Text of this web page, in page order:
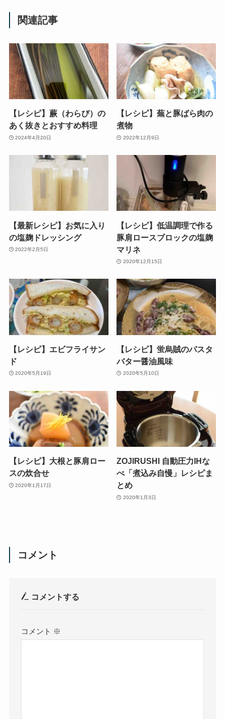
関連記事
【レシピ】蕨（わらび）の
あく抜きとおすすめ料理
2024年4月20日
【レシピ】蕪と豚ばら肉の
煮物
2022年12月9日
【最新レシピ】お気に入り
の塩麹ドレッシング
2022年2月5日
【レシピ】低温調理で作る
豚肩ロースブロックの塩麹
マリネ
2020年12月15日
【レシピ】エビフライサン
ド
2020年5月19日
【レシピ】蛍烏賊のパスタ
バター醤油風味
2020年5月10日
【レシピ】大根と豚肩ロー
スの炊合せ
2020年1月17日
ZOJIRUSHI 自動圧力IHな
べ「煮込み自慢」レシピま
とめ
2020年1月3日
コメント
コメントする
コメント ※